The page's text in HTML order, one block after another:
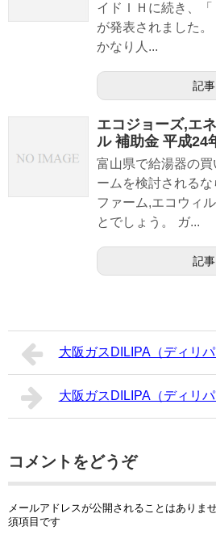
イドＩＨに続き、「
が発表されました
かなり人...
記
エコジョーズ,エ
ル 補助金 平成24
富山県で給湯器の
ームを検討される
ファーム,エコウィ
とでしょう。 ガ...
記
大阪ガスDILIPA（ディリ
大阪ガスDILIPA（ディリ
コメントをどうぞ
メールアドレスが公開されることはありませ
須項目です